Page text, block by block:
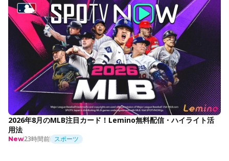
2026年8月のMLB注目カード！Lemino無料配信・ハイライト活
用法
New23時間前 スポーツ